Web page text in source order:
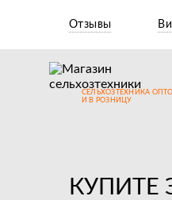
Отзывы
СЕЛЬХОЗТЕХНИКА
И В РОЗНИЦУ
КУПИТЕ